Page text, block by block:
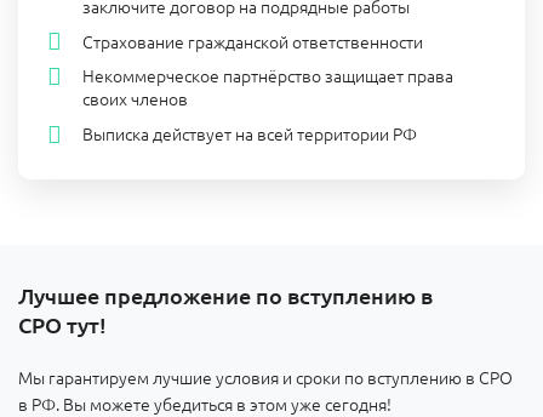
заключите договор на подрядные работы
Страхование гражданской ответственности
Некоммерческое партнёрство защищает права
своих членов
Выписка действует на всей территории РФ
Лучшее предложение по вступлению в
СРО тут!
Мы гарантируем лучшие условия и сроки по вступлению в СРО
в РФ. Вы можете убедиться в этом уже сегодня!